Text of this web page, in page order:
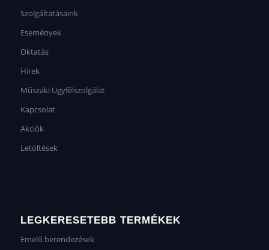
Szolgáltatásaink
Események
Oktatás
Hírek
Műszaki Ügyfélszolgálat
Kapcsolat
Akciók
Letöltések
LEGKERESETEBB TERMÉKEK
Emelő berendezések